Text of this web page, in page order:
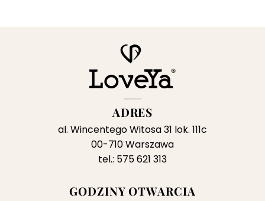
ADRES
al. Wincentego Witosa 31 lok. 111c
00-710 Warszawa
tel.: 575 621 313
GODZINY OTWARCIA